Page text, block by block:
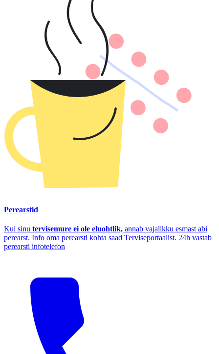
Perearstid
Kui sinu tervisemure ei ole eluohtlik, annab vajalikku esmast abi
perearst. Info oma perearsti kohta saad Terviseportaalist. 24h vastab
perearsti infotelefon